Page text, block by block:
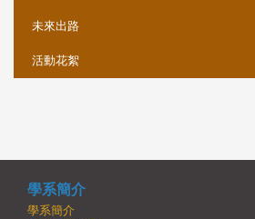
未來出路
活動花絮
學系簡介
學系簡介